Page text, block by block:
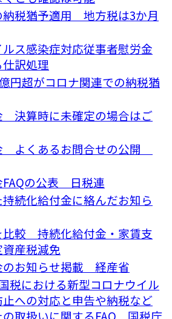
納税猶予適用 地方税は3か月
ス感染症対応従事者慰労金
訳処理
円超がコロナ関連での納税猶
決算時に未確定の場合はご
よくあるお問合せの公開
FAQの公表 日税連
続化給付金に絡んだお知ら
比較 持続化給付金・家賃支
産税減免
のお知らせ掲載 経産省
税における新型コロナウイル
への対応と申告や納税など
の取扱いに関するFAQ 国税庁